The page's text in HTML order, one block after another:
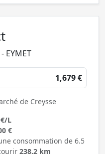
EYMET
1,679 €
de Creysse
L
€
consommation de 6.5
238.2 km